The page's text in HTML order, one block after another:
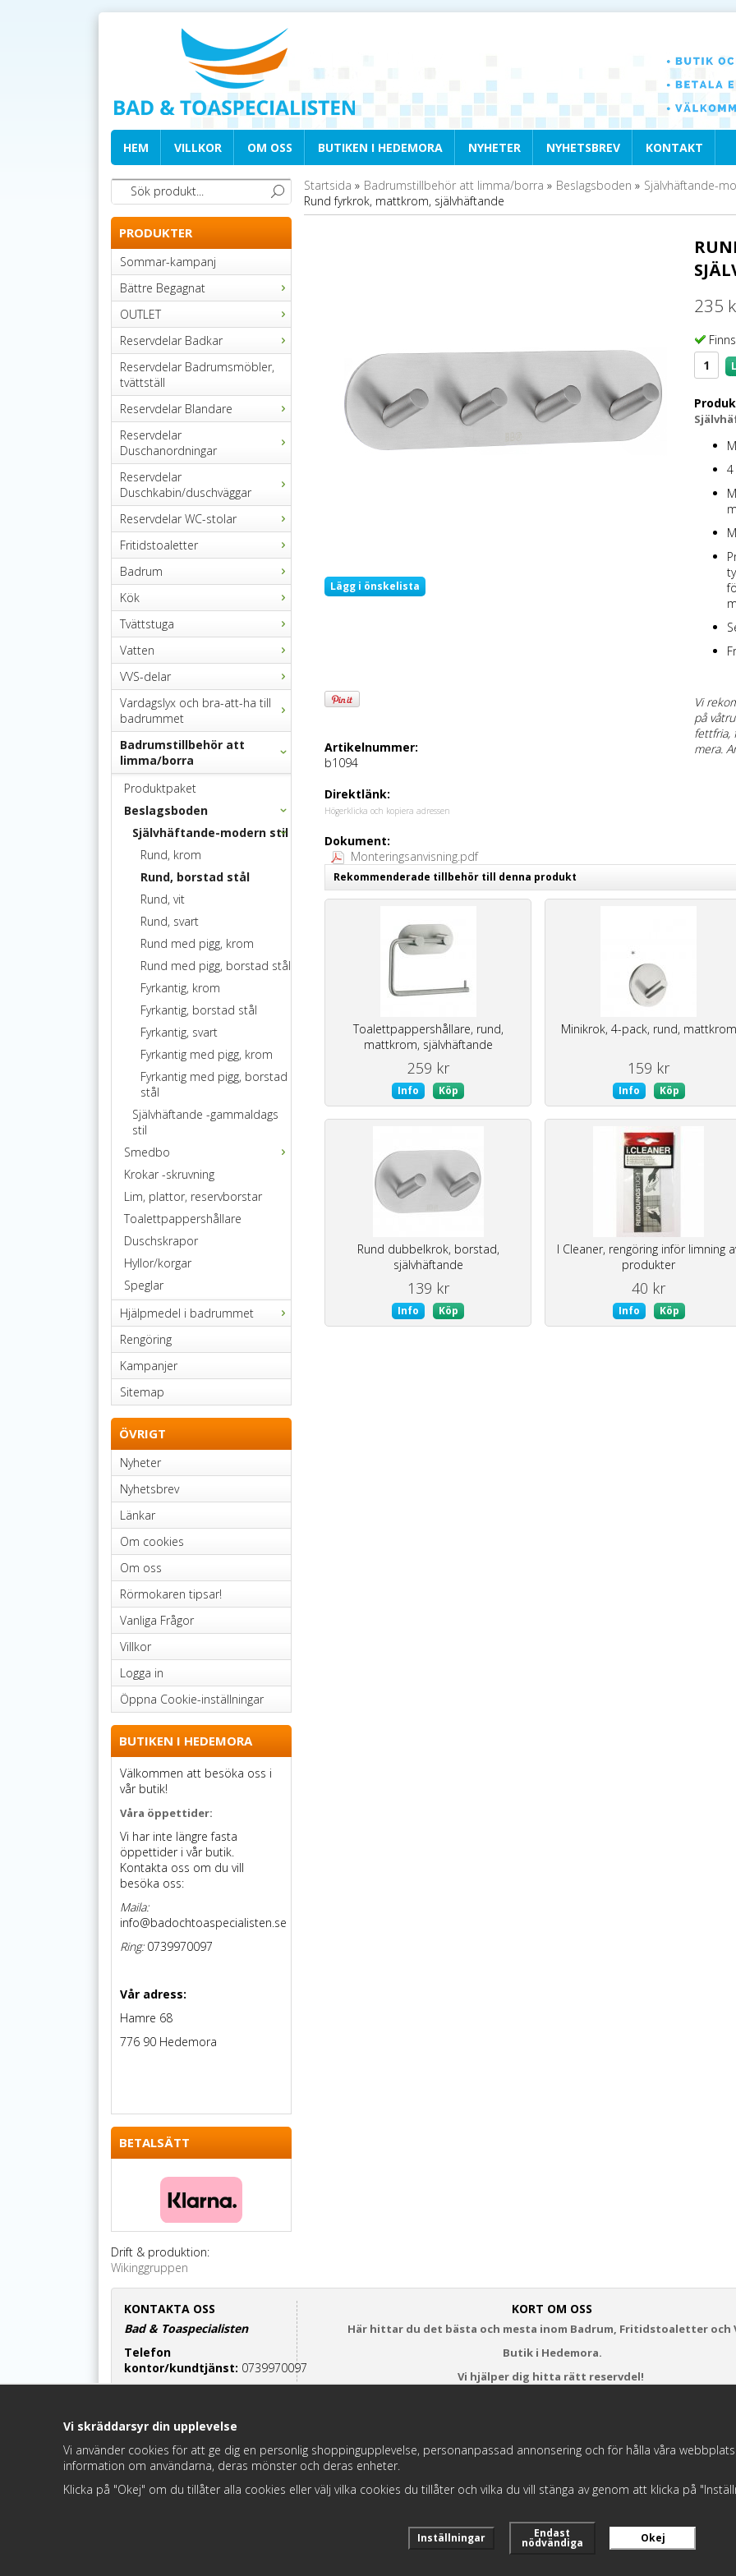
HEM VILLKOR OM OSS BUTIKEN I HEDEMORA NYHETER NYHETSBREV KONTAKT
PRODUKTER
Sommar-kampanj
Bättre Begagnat
OUTLET
Reservdelar Badkar
Reservdelar Badrumsmöbler,
tvättställ
Reservdelar Blandare
Reservdelar
Duschanordningar
Reservdelar
Duschkabin/duschväggar
Reservdelar WC-stolar
Fritidstoaletter
Badrum
Kök
Tvättstuga
Vatten
VVS-delar
Vardagslyx och bra-att-ha till
badrummet
Badrumstillbehör att
limma/borra
Produktpaket
Beslagsboden
Självhäftande-modern stil
Rund, krom
Rund, borstad stål
Rund, vit
Rund, svart
Rund med pigg, krom
Rund med pigg, borstad stål
Fyrkantig, krom
Fyrkantig, borstad stål
Fyrkantig, svart
Fyrkantig med pigg, krom
Fyrkantig med pigg, borstad
stål
Självhäftande -gammaldags
stil
Smedbo
Krokar -skruvning
Lim, plattor, reservborstar
Toalettpappershållare
Duschskrapor
Hyllor/korgar
Speglar
Hjälpmedel i badrummet
Rengöring
Kampanjer
Sitemap
ÖVRIGT
Nyheter
Nyhetsbrev
Länkar
Om cookies
Om oss
Rörmokaren tipsar!
Vanliga Frågor
Villkor
Logga in
Öppna Cookie-inställningar
BUTIKEN I HEDEMORA
Välkommen att besöka oss i
vår butik!
Våra öppettider:
Vi har inte längre fasta
öppettider i vår butik.
Kontakta oss om du vill
besöka oss:
Maila:
info@badochtoaspecialisten.se
Ring:0739970097
Vår adress:
Hamre 68
776 90 Hedemora
BETALSÄTT
Drift & produktion:
Wikinggruppen
Startsida » Badrumstillbehör att limma/borra » Beslagsboden » Självhäftande-
Rund fyrkrok, mattkrom, självhäftande
Lägg i önskelista
Artikelnummer:
b1094
Direktlänk:
Högerklicka och kopiera adressen
Dokument:
Monteringsanvisning.pdf
235
Vi
på
fettfria,
mera.
Rekommenderade tillbehör till denna produkt
Toalettpappershållare, rund,
mattkrom, självhäftande
259 kr
Info Köp
Minikrok, 4-pack, rund, mattkrom
159 kr
Info Köp
Rund dubbelkrok, borstad,
självhäftande
139 kr
Info Köp
I Cleaner, rengöring inför limning
produkter
40 kr
Info Köp
KONTAKTA OSS
Bad & Toaspecialisten
Telefon
kontor/kundtjänst: 0739970097
Maila oss:
info@badochtoaspecialisten.se
Besök oss:Hamre 68,
Hedemora
KORT OM OSS
Här hittar du det bästa och mesta inom Badrum, Fritidstoaletter och
Butik i Hedemora.
Vi hjälper dig hitta rätt reservdel!
Vi skräddarsyr din upplevelse
Vi använder cookies för att ge dig en personlig shoppingupplevelse, personanpassad annonsering och för hålla våra
information om användarna, deras mönster och deras enheter.
Klicka på "Okej" om du tillåter alla cookies eller välj vilka cookies du tillåter och vilka du vill stänga av genom att klicka på
Inställningar Endast
nödvändiga Okej